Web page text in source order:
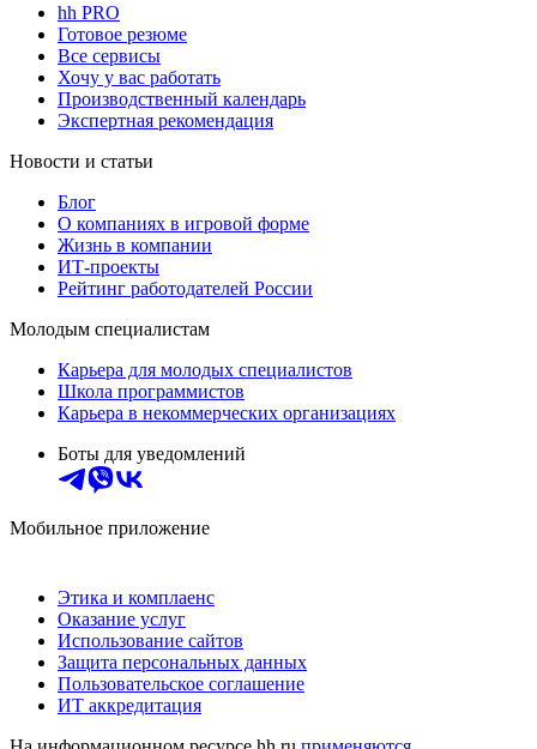
hh PRO
Готовое резюме
Все сервисы
Хочу у вас работать
Производственный календарь
Экспертная рекомендация
Новости и статьи
Блог
О компаниях в игровой форме
Жизнь в компании
ИТ-проекты
Рейтинг работодателей России
Молодым специалистам
Карьера для молодых специалистов
Школа программистов
Карьера в некоммерческих организациях
Боты для уведомлений
Мобильное приложение
Этика и комплаенс
Оказание услуг
Использование сайтов
Защита персональных данных
Пользовательское соглашение
ИТ аккредитация